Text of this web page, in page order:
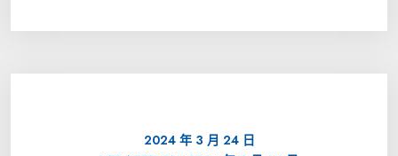
2024 年 3 月 24 日